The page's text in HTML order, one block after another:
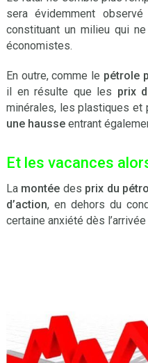
sera évidemment
constituant un milieu qui
économistes.
En outre, comme le pétrole
il en résulte que les prix
minérales, les plastiques et
une hausseentrant
Et les vacances
La montée des prix du
d’action, en dehors du
certaine anxiété dès